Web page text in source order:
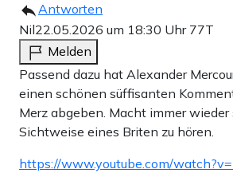
Antworten
Nil22.05.2026 um 18:30 Uhr 77T
Melden
Passend dazu hat Alexander
einen schönen süffisanten
Merz abgeben. Macht immer wieder
Sichtweise eines Briten zu hören.
https://www.youtube.com/